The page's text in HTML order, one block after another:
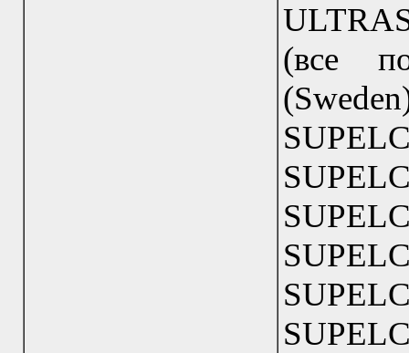
(все